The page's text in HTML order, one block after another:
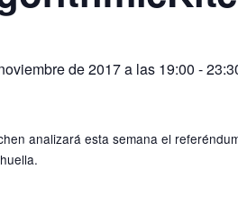
de 2017 a las 19:00 -
analizará esta semana el